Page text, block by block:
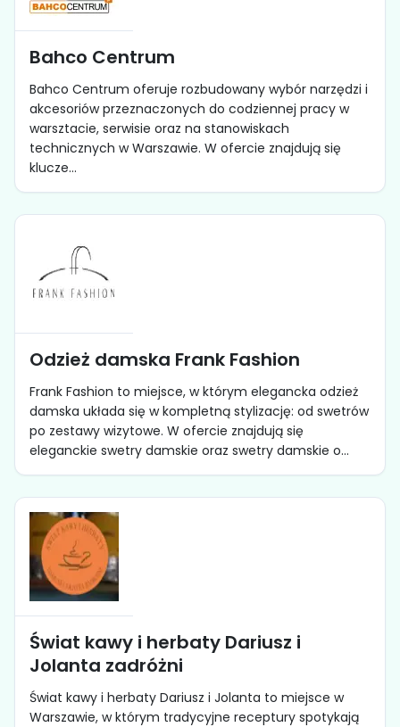
Bahco Centrum
Bahco Centrum oferuje rozbudowany wybór narzędzi i
akcesoriów przeznaczonych do codziennej pracy w
warsztacie, serwisie oraz na stanowiskach
technicznych w Warszawie. W ofercie znajdują się
klucze...
Odzież damska Frank Fashion
Frank Fashion to miejsce, w którym elegancka odzież
damska układa się w kompletną stylizację: od swetrów
po zestawy wizytowe. W ofercie znajdują się
eleganckie swetry damskie oraz swetry damskie o...
Świat kawy i herbaty Dariusz i
Jolanta zadróżni
Świat kawy i herbaty Dariusz i Jolanta to miejsce w
Warszawie, w którym tradycyjne receptury spotykają